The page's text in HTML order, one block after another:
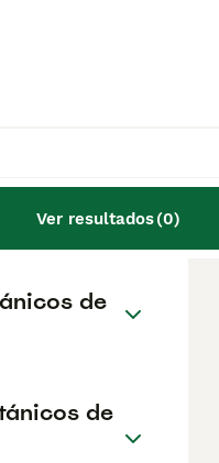
Ver resultados(0)
garanticen la
es la mejor
gato
de
de